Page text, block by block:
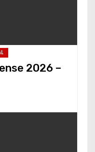
2026 –